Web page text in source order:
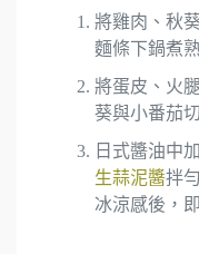
將雞肉、秋
麵條下鍋煮
將蛋皮、火
葵與小番茄
日式醬油中
生蒜泥醬拌
冰涼感後，